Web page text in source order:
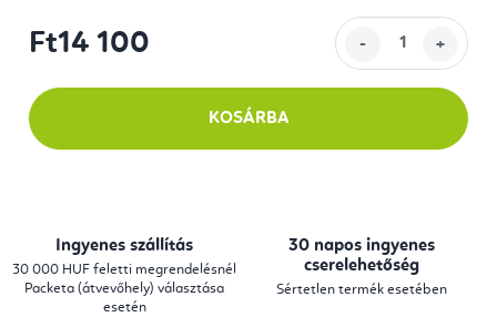
Ft14 100
KOSÁRBA
Ingyenes szállítás
30 000 HUF feletti megrendelésnél
Packeta (átvevőhely) választása
esetén
30 napos ingyenes
cserelehetőség
Sértetlen termék esetében